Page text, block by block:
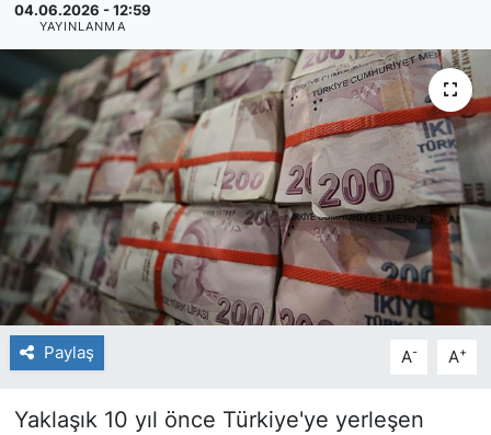
04.06.2026 - 12:59
YAYINLANMA
Paylaş A- A+
Yaklaşık 10 yıl önce Türkiye'ye yerleşen